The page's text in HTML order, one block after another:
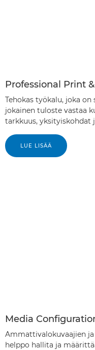
Professional Print
Tehokas työkalu, joka
jokainen tuloste vastaa
tarkkuus, yksityiskohdat
LUE LISÄÄ
Media
Ammattivalokuvaajien
helppo hallita ja